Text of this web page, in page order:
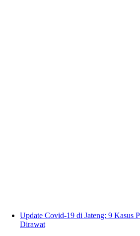
Update Covid-19 di Jateng: 9 Kasus
Dirawat